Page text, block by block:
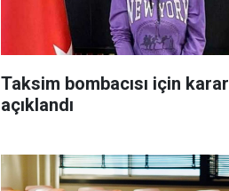
Taksim bombacısı için karar
açıklandı